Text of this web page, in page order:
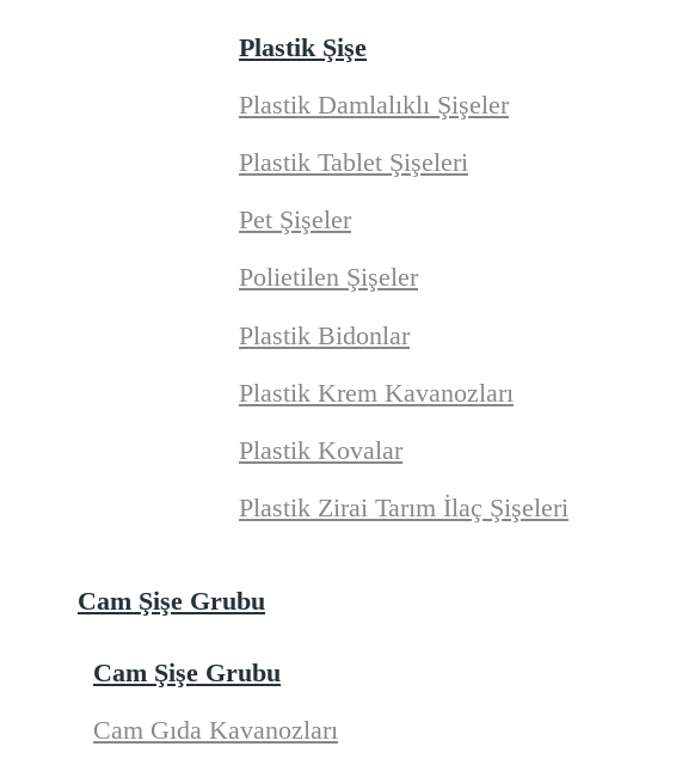
Plastik Şişe
Plastik Damlalıklı Şişeler
Plastik Tablet Şişeleri
Pet Şişeler
Polietilen Şişeler
Plastik Bidonlar
Plastik Krem Kavanozları
Plastik Kovalar
Plastik Zirai Tarım İlaç Şişeleri
Cam Şişe Grubu
Cam Şişe Grubu
Cam Gıda Kavanozları